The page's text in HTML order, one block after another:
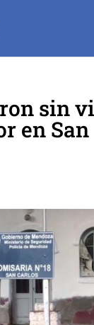
sin
en San